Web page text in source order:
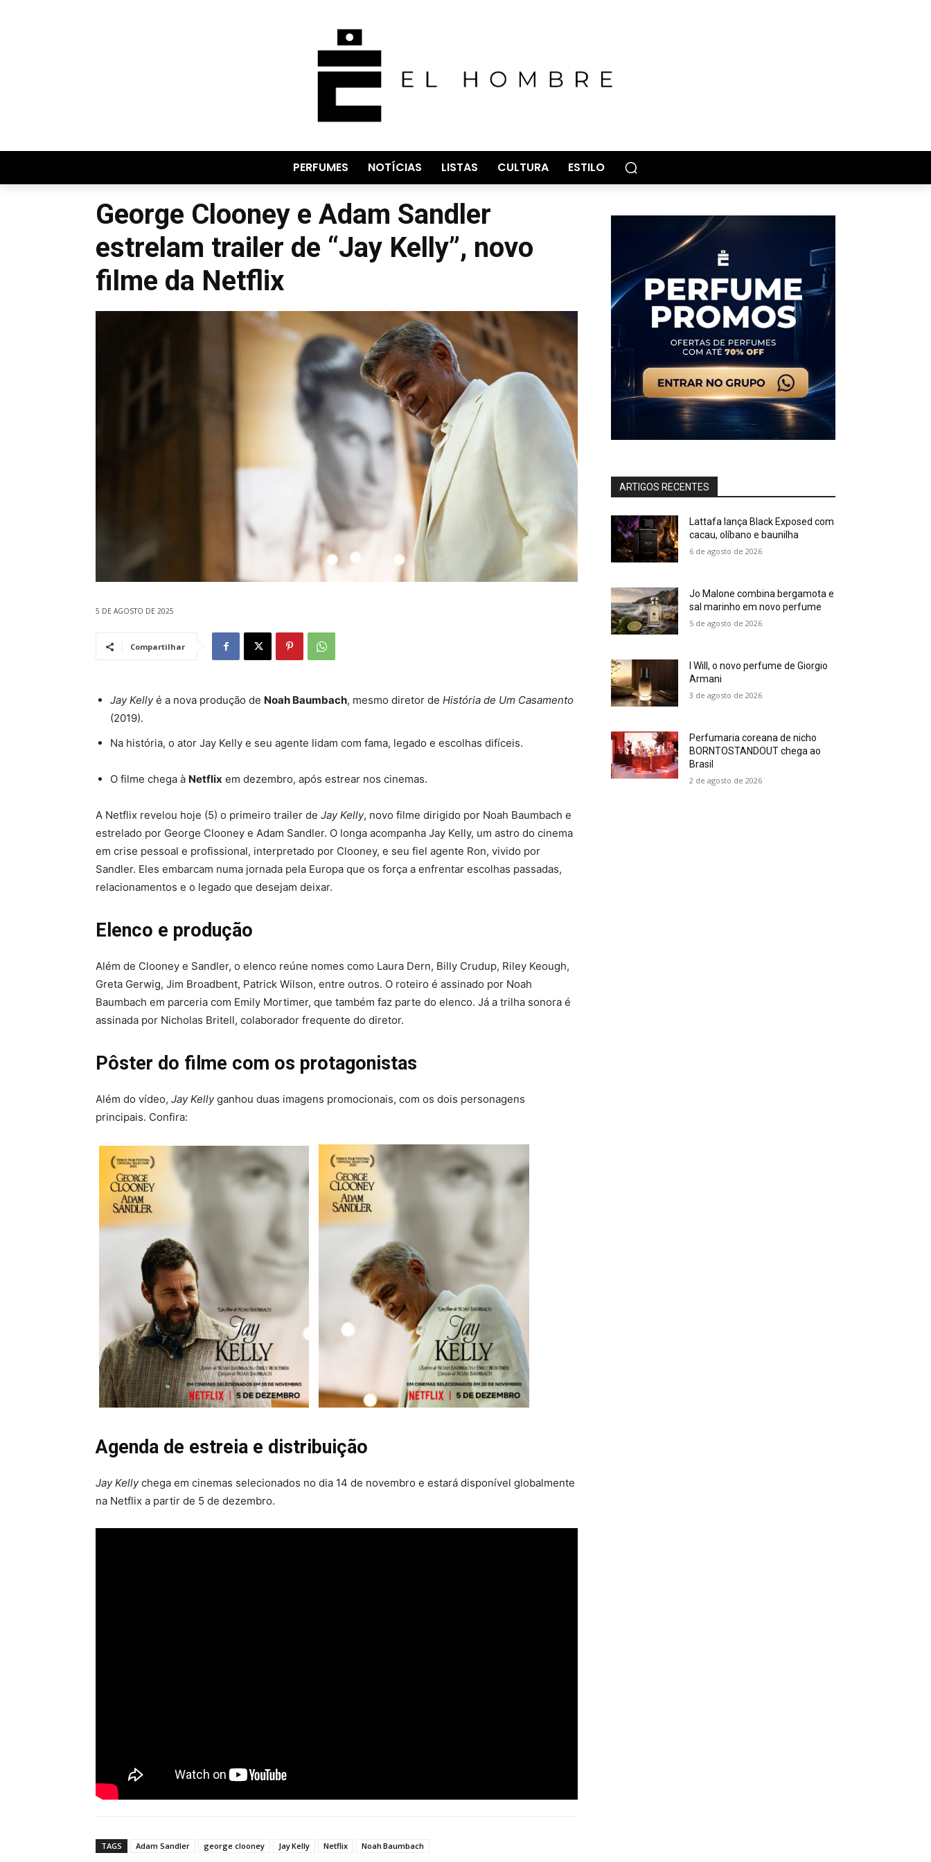
PERFUMES NOTÍCIAS LISTAS CULTURA ESTILO
George Clooney e Adam Sandler
estrelam trailer de “Jay Kelly”, novo
filme da Netflix
5 DE AGOSTO DE 2025
Compartilhar
Jay Kellyé a nova produção de Noah Baumbach, mesmo diretor de História de Um Casamento
(2019).
Na história, o ator Jay Kelly e seu agente lidam com fama, legado e escolhas difíceis.
O filme chega à Netflix em dezembro, após estrear nos cinemas.
A Netflix revelou hoje (5) o primeiro trailer de Jay Kelly, novo filme dirigido por Noah Baumbach e
estrelado por George Clooney e Adam Sandler. O longa acompanha Jay Kelly, um astro do cinema
em crise pessoal e profissional, interpretado por Clooney, e seu fiel agente Ron, vivido por
Sandler. Eles embarcam numa jornada pela Europa que os força a enfrentar escolhas passadas,
relacionamentos e o legado que desejam deixar.
Elenco e produção
Além de Clooney e Sandler, o elenco reúne nomes como Laura Dern, Billy Crudup, Riley Keough,
Greta Gerwig, Jim Broadbent, Patrick Wilson, entre outros. O roteiro é assinado por Noah
Baumbach em parceria com Emily Mortimer, que também faz parte do elenco. Já a trilha sonora é
assinada por Nicholas Britell, colaborador frequente do diretor.
Pôster do filme com os protagonistas
Além do vídeo, Jay Kellyganhou duas imagens promocionais, com os dois personagens
principais. Confira:
Agenda de estreia e distribuição
Jay Kellychega em cinemas selecionados no dia 14 de novembro e estará disponível globalmente
na Netflix a partir de 5 de dezembro.
TAGS Adam Sandler george clooney Jay Kelly Netflix Noah Baumbach
ARTIGOS RECENTES
Lattafa lança Black Exposed com
cacau, olíbano e baunilha
6 de agosto de 2026
Jo Malone combina bergamota e
sal marinho em novo perfume
5 de agosto de 2026
I Will, o novo perfume de Giorgio
Armani
3 de agosto de 2026
Perfumaria coreana de nicho
BORNTOSTANDOUT chega ao
Brasil
2 de agosto de 2026